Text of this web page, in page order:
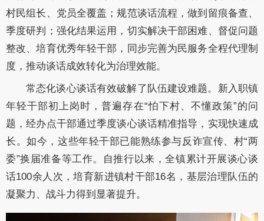
村民组长、党员全覆盖；规范谈话流程，做到留痕备查、
季度研判；强化结果运用，切实解决干部困难、督促问题
整改、培育优秀年轻干部，同步完善为民服务全程代理制
度，推动谈话成效转化为治理效能。
常态化谈心谈话有效破解了队伍建设难题。新入职镇
年轻干部初上岗时，普遍存在“怕下村、不懂政策”的问
题，经办点干部通过季度谈心谈话精准指导，实现快速成
长。如今，这些年轻干部已能熟练参与反诈宣传、村“两
委”换届准备等工作。自推行以来，全镇累计开展谈心谈
话100余人次，培育新进镇村干部16名，基层治理队伍的
凝聚力、战斗力得到显著提升。